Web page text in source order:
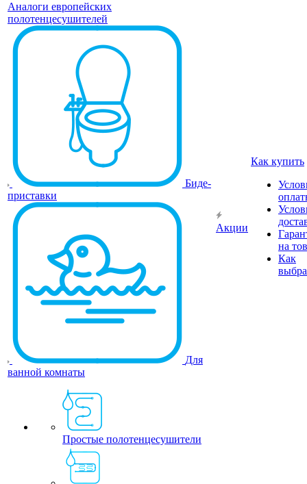
Аналоги европейских
полотенцесушителей
Биде-
приставки
Для
ванной комнаты
Простые полотенцесушители
Акции
Как купить
на
Как